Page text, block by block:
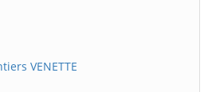
VENETTE